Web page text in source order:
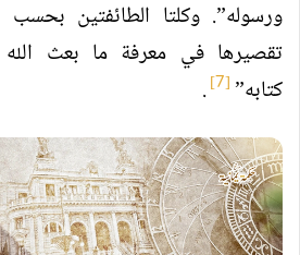
ورسوله”. وكلتا الطائفتين
تقصيرها في معرفة ما بعث
كتابه”[7]
.